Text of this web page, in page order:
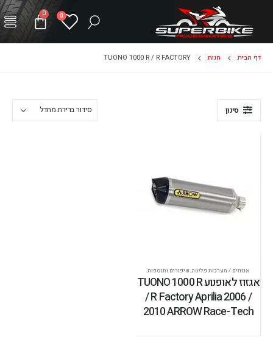
0
0
דף הבית חנות TUONO 1000 R / R FACTORY
סינון
אגזוזים / מערכות פליטה, שיפורים ותוספות
אגזוז לאופנוע TUONO 1000 R
/ R Factory Aprilia 2006 /
2010 ARROW Race-Tech